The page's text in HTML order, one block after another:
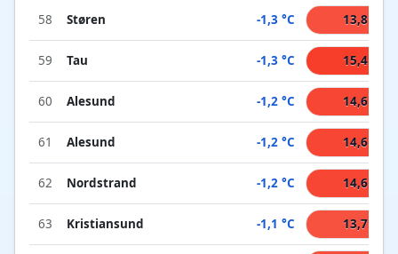
58 Støren -1,3 °C 13,8 °C
59 Tau -1,3 °C 15,4 °C
60 Alesund -1,2 °C 14,6 °C
61 Alesund -1,2 °C 14,6 °C
62 Nordstrand -1,2 °C 14,6 °C
63 Kristiansund -1,1 °C 13,7 °C